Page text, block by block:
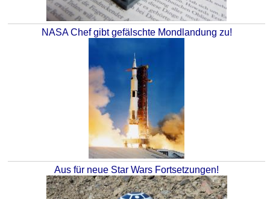
NASA Chef gibt gefälschte Mondlandung zu!
Aus für neue Star Wars Fortsetzungen!